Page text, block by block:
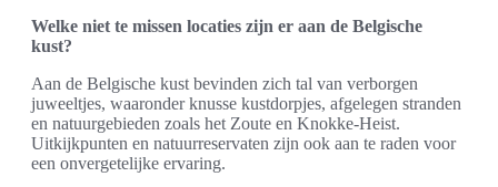
Welke niet te missen locaties zijn er aan de Belgische
kust?
Aan de Belgische kust bevinden zich tal van verborgen
juweeltjes, waaronder knusse kustdorpjes, afgelegen stranden
en natuurgebieden zoals het Zoute en Knokke-Heist.
Uitkijkpunten en natuurreservaten zijn ook aan te raden voor
een onvergetelijke ervaring.